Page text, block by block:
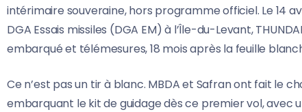
intérimaire souveraine, hors programme officiel. Le 14
DGA Essais missiles (DGA EM) à l’Île-du-Levant,
embarqué et télémesures, 18 mois après la feuille
Ce n’est pas un tir à blanc. MBDA et Safran ont fait le
embarquant le kit de guidage dès ce premier vol,